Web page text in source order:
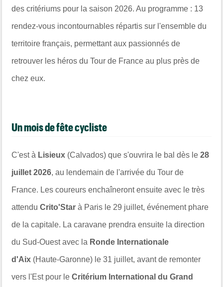
des critériums pour la saison 2026. Au programme : 13
rendez-vous incontournables répartis sur l'ensemble du
territoire français, permettant aux passionnés de
retrouver les héros du Tour de France au plus près de
chez eux.
Un mois de fête cycliste
C'est à Lisieux (Calvados) que s'ouvrira le bal dès le28
juillet 2026, au lendemain de l'arrivée du Tour de
France. Les coureurs enchaîneront ensuite avec le très
attenduCrito'Star à Paris le 29 juillet, événement phare
de la capitale. La caravane prendra ensuite la direction
du Sud-Ouest avec la Ronde Internationale
d'Aix (Haute-Garonne) le 31 juillet, avant de remonter
vers l'Est pour leCritérium International du Grand